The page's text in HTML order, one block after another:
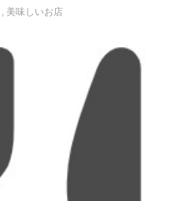
, 美味しいお店